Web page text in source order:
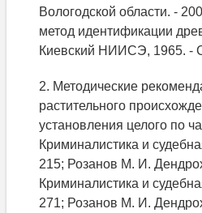
Вологодской области. -
метод идентификации
Киевский НИИСЭ, 1965. -
2. Методические
растительного
установления целого по
Криминалистика и
215; Розанов М. И.
Криминалистика и
271; Розанов М. И.